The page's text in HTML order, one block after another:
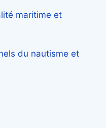
maritime et
du nautisme et